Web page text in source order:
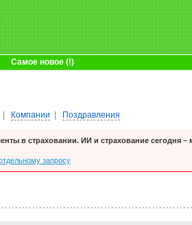
Самое новое (!)
Компании Поздравления
в страховании. ИИ и страхование сегодня
запросу